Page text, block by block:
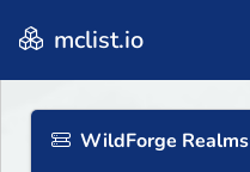
mclist.io
WildForge Realms